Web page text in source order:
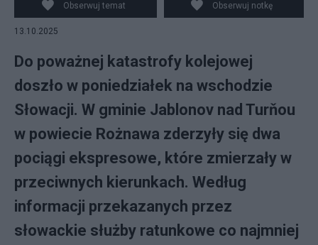
Obserwuj temat Obserwuj notkę
13.10.2025
Do poważnej katastrofy kolejowej
doszło w poniedziałek na wschodzie
Słowacji. W gminie Jablonov nad Turňou
w powiecie Rożnawa zderzyły się dwa
pociągi ekspresowe, które zmierzały w
przeciwnych kierunkach. Według
informacji przekazanych przez
słowackie służby ratunkowe co najmniej